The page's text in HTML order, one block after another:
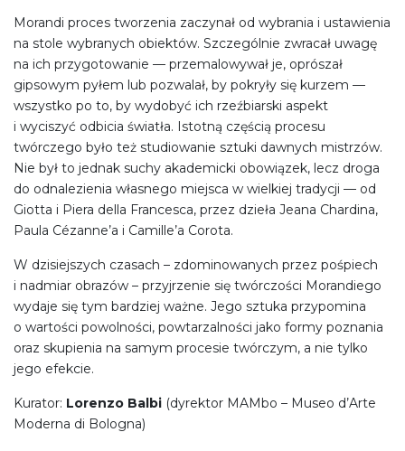
Morandi proces tworzenia zaczynał od wybrania i ustawienia
na stole wybranych obiektów. Szczególnie zwracał uwagę
na ich przygotowanie — przemalowywał je, oprószał
gipsowym pyłem lub pozwalał, by pokryły się kurzem —
wszystko po to, by wydobyć ich rzeźbiarski aspekt
i wyciszyć odbicia światła. Istotną częścią procesu
twórczego było też studiowanie sztuki dawnych mistrzów.
Nie był to jednak suchy akademicki obowiązek, lecz droga
do odnalezienia własnego miejsca w wielkiej tradycji — od
Giotta i Piera della Francesca, przez dzieła Jeana Chardina,
Paula Cézanne’a i Camille’a Corota.
W dzisiejszych czasach – zdominowanych przez pośpiech
i nadmiar obrazów – przyjrzenie się twórczości Morandiego
wydaje się tym bardziej ważne. Jego sztuka przypomina
o wartości powolności, powtarzalności jako formy poznania
oraz skupienia na samym procesie twórczym, a nie tylko
jego efekcie.
Kurator: Lorenzo Balbi (dyrektor MAMbo – Museo d’Arte
Moderna di Bologna)